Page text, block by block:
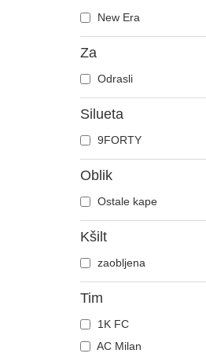
New Era
Za
Odrasli
Silueta
9FORTY
Oblik
Ostale kape
Kšilt
zaobljena
Tim
1K FC
AC Milan